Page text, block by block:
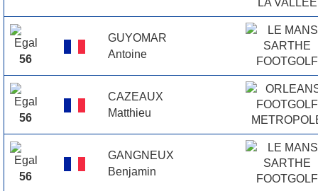
56
GUYOMAR
Antoine
56
CAZEAUX
Matthieu
56
GANGNEUX
Benjamin